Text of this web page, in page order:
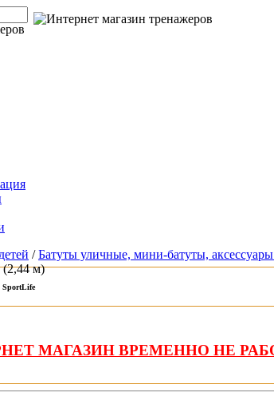
/Батуты уличные, мини-батуты,
(2,44 м)
SportLife
МАГАЗИН ВРЕМЕННО НЕ